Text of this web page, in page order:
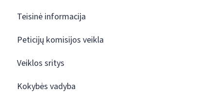
Teisinė informacija
Peticijų komisijos veikla
Veiklos sritys
Kokybės vadyba